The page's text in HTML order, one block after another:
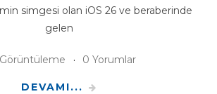
simgesi olan iOS 26 ve beraberinde
gelen
Görüntüleme 0 Yorumlar
DEVAMI...